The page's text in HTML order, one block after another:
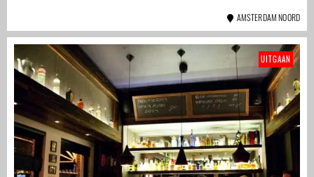
AMSTERDAM NOORD
UITGAAN